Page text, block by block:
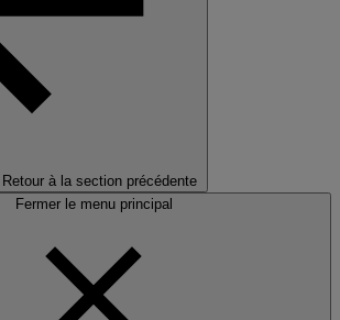
Retour à la section précédente
Fermer le menu principal